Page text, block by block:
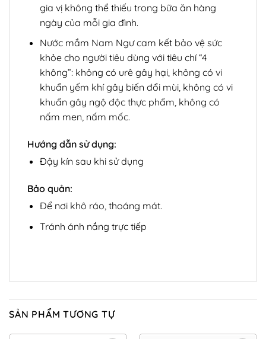
gia vị không thể thiếu trong bữa ăn hàng
ngày của mỗi gia đình.
Nước mắm Nam Ngư cam kết bảo vệ sức
khỏe cho người tiêu dùng với tiêu chí “4
không”: không có urê gây hại, không có vi
khuẩn yếm khí gây biến đổi mùi, không có vi
khuẩn gây ngộ độc thực phẩm, không có
nấm men, nấm mốc.
Hướng dẫn sử dụng:
Đậy kín sau khi sử dụng
Bảo quản:
Để nơi khô ráo, thoáng mát.
Tránh ánh nắng trực tiếp
SẢN PHẨM TƯƠNG TỰ